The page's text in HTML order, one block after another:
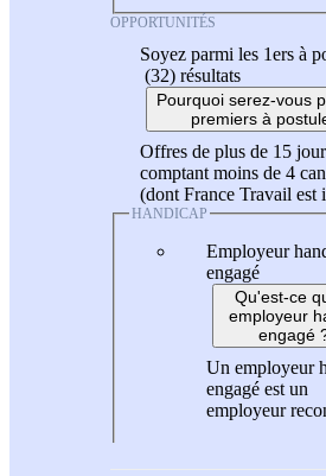
OPPORTUNITÉS
Soyez parmi les 1ers à
(32) résultats
Pourquoi serez-vous
premiers à
Offres de plus de 15
comptant moins de 4
(dont France Travail est
HANDICAP
Employeur
engagé
Qu'est-ce
employeur
engagé
Un employeur
engagé est un
employeur